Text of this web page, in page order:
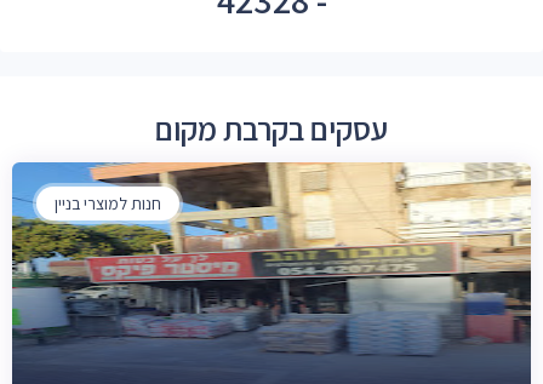
עסקים בקרבת מקום
חנות למוצרי בניין